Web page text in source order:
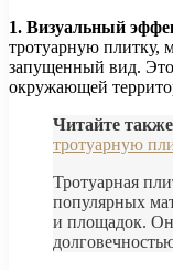
1. Визуальный
тротуарную плитку,
запущенный вид. Это
окружающей
Читайте
тротуарную
Тротуарная
популярных
и площадок.